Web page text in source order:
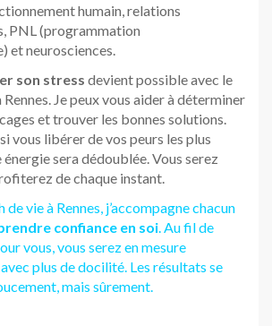
humain, relations
PNL (programmation
et neurosciences.
son stress devient possible avec le
Je peux vous aider à déterminer
et trouver les bonnes solutions.
vous libérer de vos peurs les plus
sera dédoublée. Vous serez
de chaque instant.
de vie à Rennes, j’accompagne chacun
confiance en soi . Au fil de
vous, vous serez en mesure
plus de docilité. Les résultats se
mais sûrement.